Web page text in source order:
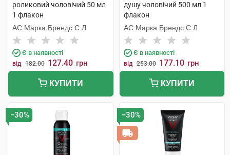
роликовий чоловічий 50 мл
1 флакон
АС Марка Брендс С.Л
Є в наявності
від 182.00 127.40 грн
КУПИТИ
душу чоловічий 500 мл 1
флакон
АС Марка Брендс С.Л
Є в наявності
від 253.00 177.10 грн
КУПИТИ
−30% −30%